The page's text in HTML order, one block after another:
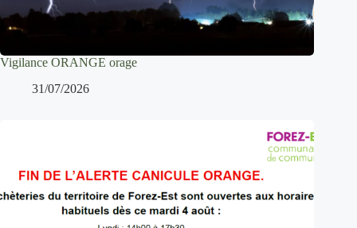
Vigilance ORANGE orage
31/07/2026